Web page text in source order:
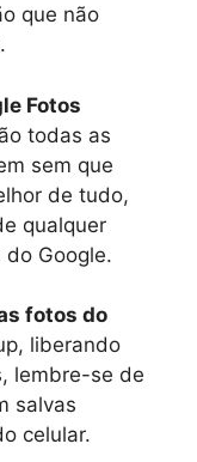
que não
Fotos
todas as
sem que
de tudo,
qualquer
Google.
fotos do
liberando
lembre-se de
salvas
celular.